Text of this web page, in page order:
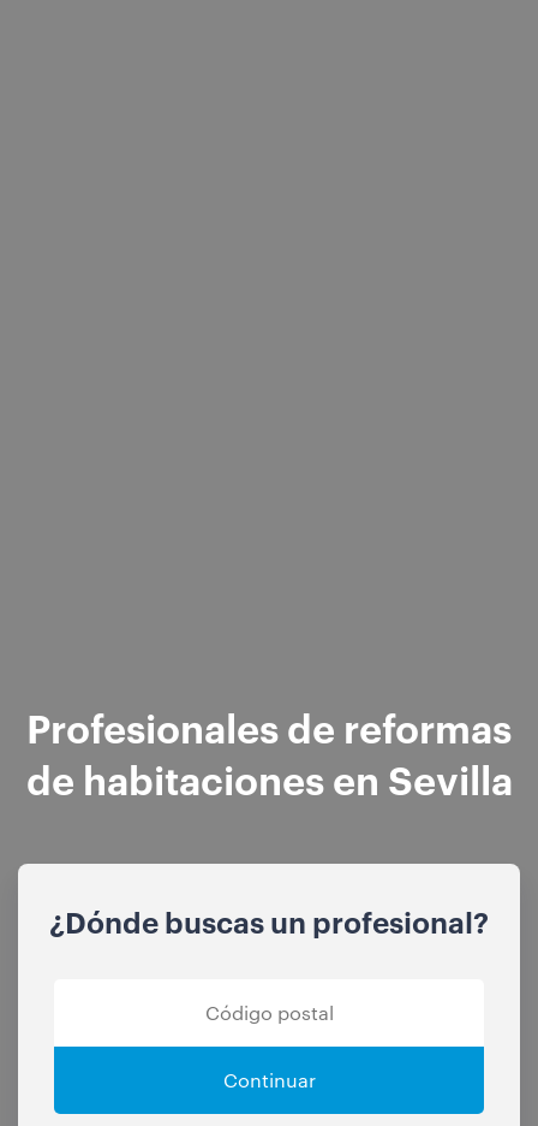
Profesionales de reformas
de habitaciones en Sevilla
¿Dónde buscas un profesional?
Continuar